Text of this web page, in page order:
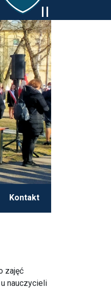
Kontakt
zajęć
nauczycieli